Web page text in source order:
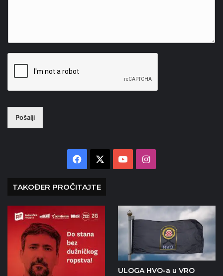
Pošalji
Facebook YouTubeInstagram
TAKOĐER PROČITAJTE
ULOGA HVO-a u VRO